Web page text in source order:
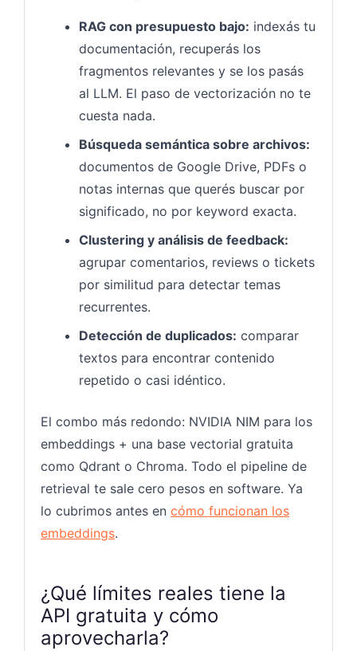
RAG con presupuesto bajo: indexás tu
documentación, recuperás los
fragmentos relevantes y se los pasás
al LLM. El paso de vectorización no te
cuesta nada.
Búsqueda semántica sobre archivos:
documentos de Google Drive, PDFs o
notas internas que querés buscar por
significado, no por keyword exacta.
Clustering y análisis de feedback:
agrupar comentarios, reviews o tickets
por similitud para detectar temas
recurrentes.
Detección de duplicados: comparar
textos para encontrar contenido
repetido o casi idéntico.
El combo más redondo: NVIDIA NIM para los
embeddings + una base vectorial gratuita
como Qdrant o Chroma. Todo el pipeline de
retrieval te sale cero pesos en software. Ya
lo cubrimos antes en cómo funcionan los
embeddings.
¿Qué límites reales tiene la
API gratuita y cómo
aprovecharla?